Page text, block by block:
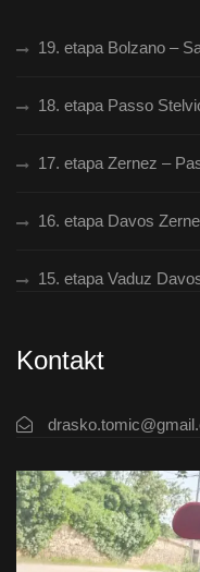
19. etapa Bolzano –
18. etapa Passo
17. etapa Zernez –
16. etapa Davos
15. etapa Vaduz
Kontakt